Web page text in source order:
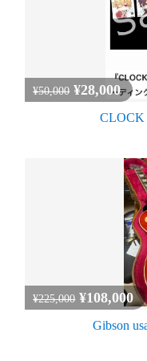
¥50,000 ¥28,000
CLOCK
¥225,000 ¥108,000
Gibson